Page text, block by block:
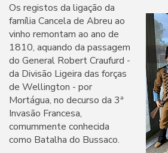
Os registos da ligação da
família Cancela de Abreu ao
vinho remontam ao ano de
1810, aquando da passagem
do General Robert Craufurd -
da Divisão Ligeira das forças
de Wellington - por
Mortágua, no decurso da 3ª
Invasão Francesa,
comummente conhecida
como Batalha do Bussaco.